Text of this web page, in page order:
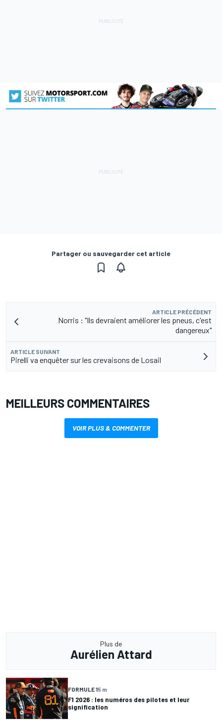
Partager ou sauvegarder cet article
ARTICLE PRÉCÉDENT
Norris : "Ils devraient améliorer les pneus, c'est
dangereux"
ARTICLE SUIVANT
Pirelli va enquêter sur les crevaisons de Losail
MEILLEURS COMMENTAIRES
VOIR PLUS & COMMENTER
Plus de
Aurélien Attard
FORMULE 15 m
F1 2026 : les numéros des pilotes et leur
signification